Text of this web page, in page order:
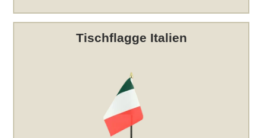
Tischflagge Italien